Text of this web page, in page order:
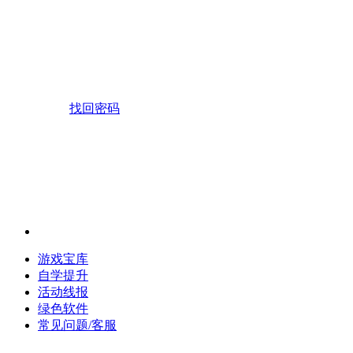
找回密码
游戏宝库
自学提升
活动线报
绿色软件
常见问题/客服